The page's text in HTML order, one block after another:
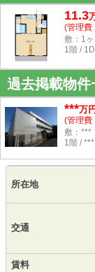
11.3
(管理費
敷：1
1階 /
過去掲載物件
***万円
(管理費
敷：***
1階 /
所在地
交通
賃料